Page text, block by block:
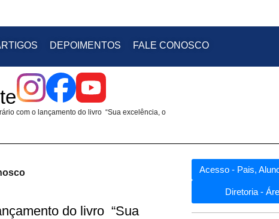
DEPOIMENTOS FALE CONOSCO
com o lançamento do livro “Sua excelência, o
do livro “Sua
Acesso - Pais,
Diretoria -